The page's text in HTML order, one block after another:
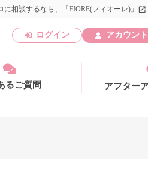
に相談するなら、「FIORE(フィオーレ)」 launch
ログイン アカウン
るご質問 アフター